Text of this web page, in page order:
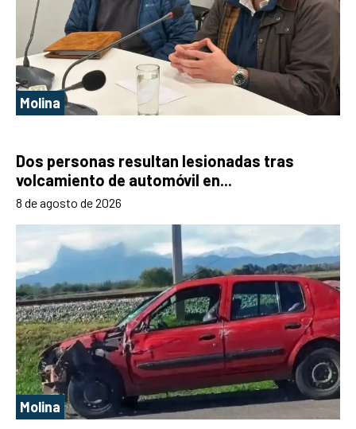
Molina
Dos personas resultan lesionadas tras
volcamiento de automóvil en...
8 de agosto de 2026
Molina